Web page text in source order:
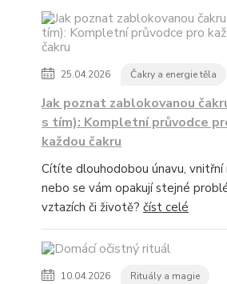
25.04.2026 Čakry a energie těla
Jak poznat zablokovanou
s tím): Kompletní průvodce
každou čakru
Cítíte dlouhodobou únavu, vnitřní
nebo se vám opakují stejné
vztazích či životě? číst celé
10.04.2026 Rituály a magie